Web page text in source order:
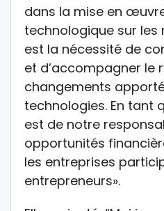
dans la mise en
technologique sur
est la nécessité de
et d’accompagner le
changements
technologies. En tant
est de notre
opportunités
les entreprises
entrepreneurs».